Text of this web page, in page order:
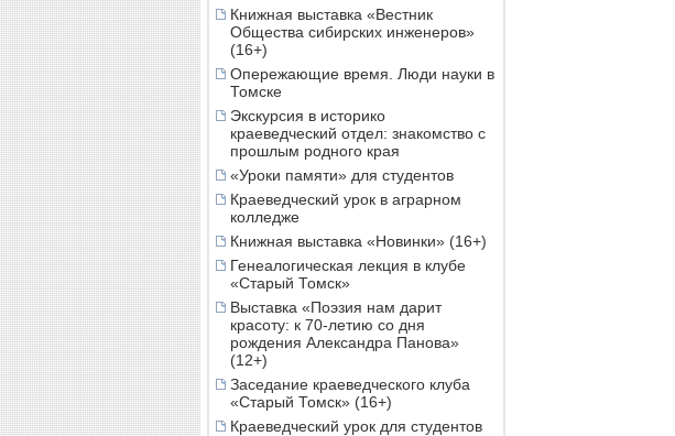
Книжная выставка «Вестник
Общества сибирских инженеров»
(16+)
Опережающие время. Люди науки в
Томске
Экскурсия в историко
краеведческий отдел: знакомство с
прошлым родного края
«Уроки памяти» для студентов
Краеведческий урок в аграрном
колледже
Книжная выставка «Новинки» (16+)
Генеалогическая лекция в клубе
«Старый Томск»
Выставка «Поэзия нам дарит
красоту: к 70-летию со дня
рождения Александра Панова»
(12+)
Заседание краеведческого клуба
«Старый Томск» (16+)
Краеведческий урок для студентов